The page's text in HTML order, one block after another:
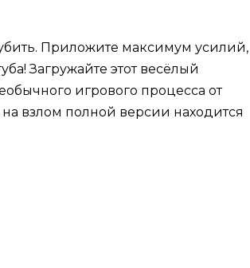
Приложите максимум усилий,
Загружайте этот весёлый
игрового процесса от
взлом полной версии находится